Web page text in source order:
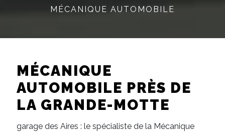
MÉCANIQUE AUTOMOBILE
MÉCANIQUE
AUTOMOBILE PRÈS DE
LA GRANDE-MOTTE
garage des Aires : le spécialiste de la Mécanique